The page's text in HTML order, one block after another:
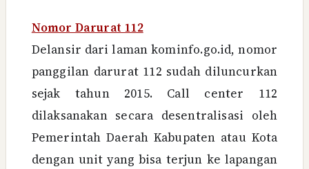
Nomor Darurat 112
Delansir dari laman kominfo.go.id, nomor
panggilan darurat 112 sudah diluncurkan
sejak tahun 2015. Call center 112
dilaksanakan secara desentralisasi oleh
Pemerintah Daerah Kabupaten atau Kota
dengan unit yang bisa terjun ke lapangan